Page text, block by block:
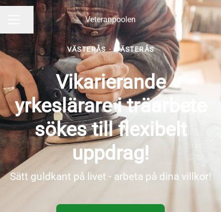
KARRIÄRMENY Veteranpoolen
Dela sidan
VÄSTERÅS · VÄSTERÅS
Vikarierande
yrkeslärare i träarbete
sökes till flexibelt
uppdrag!
Sätt guldkant på livet - arbeta på dina villkor!